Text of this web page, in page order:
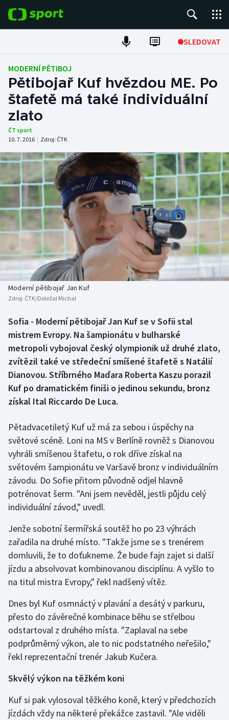
SLEDOVAT
ME v atletice
ME v plavání
Fotbal
Hokej
Tenis
DALŠÍ SPORTY
Americký fotbal
Atletika
Baseball a softbal
Basketbal
Boby a skeleton
Box
Curling
Dostihy
Florbal
Futsal
Golf
Gymnastika
Házená
Jezdectví
Judo
Krasobruslení
Lezení
Lyže a snowboard
Moderní pětiboj
NEPŘEHLÉDNĚTE
Soutěže
Historické návraty
Aplikace ČT sport
MODERNÍ PĚTIBOJ
Pětibojař Kuf hvězdou ME. Po
štafetě má také individuální
zlato
ČT sport
10. 7. 2016 | Zdroj: ČTK
Moderní pětibojař Jan Kuf
Zdroj: ČTK/Doležal Michal
Sofia - Moderní pětibojař Jan Kuf se v Sofii stal
mistrem Evropy. Na šampionátu v bulharské
metropoli vybojoval český olympionik už druhé zlato,
zvítězil také ve středeční smíšené štafetě s Natálií
Dianovou. Stříbrného Maďara Roberta Kaszu porazil
Kuf po dramatickém finiši o jedinou sekundu, bronz
získal Ital Riccardo De Luca.
Pětadvacetiletý Kuf už má za sebou i úspěchy na
světové scéně. Loni na MS v Berlíně rovněž s Dianovou
vyhráli smíšenou štafetu, o rok dříve získal na
světovém šampionátu ve Varšavě bronz v individuálním
závodu. Do Sofie přitom původně odjel hlavně
potrénovat šerm. "Ani jsem nevěděl, jestli půjdu celý
individuální závod," uvedl.
Jenže sobotní šermířská soutěž ho po 23 výhrách
zařadila na druhé místo. "Takže jsme se s trenérem
domluvili, že to doťukneme. Že bude fajn zajet si další
jízdu a absolvovat kombinovanou disciplínu. A vyšlo to
na titul mistra Evropy," řekl nadšený vítěz.
Dnes byl Kuf osmnáctý v plavání a desátý v parkuru,
přesto do závěrečné kombinace běhu se střelbou
odstartoval z druhého místa. "Zaplaval na sebe
podprůměrný výkon, ale to nic podstatného neřešilo,"
řekl reprezentační trenér Jakub Kučera.
Skvělý výkon na těžkém koni
Kuf si pak vylosoval těžkého koně, který v předchozích
jízdách vždy na některé překážce zastavil. "Ale viděli